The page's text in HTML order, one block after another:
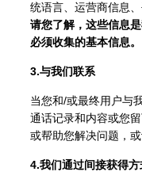
统语言、运营商信息
请您了解，这些信息
必须收集的基本信息。
3.与我们联系
当您和/或最终用户与
通话记录和内容或您
或帮助您解决问题，
4.我们通过间接获得